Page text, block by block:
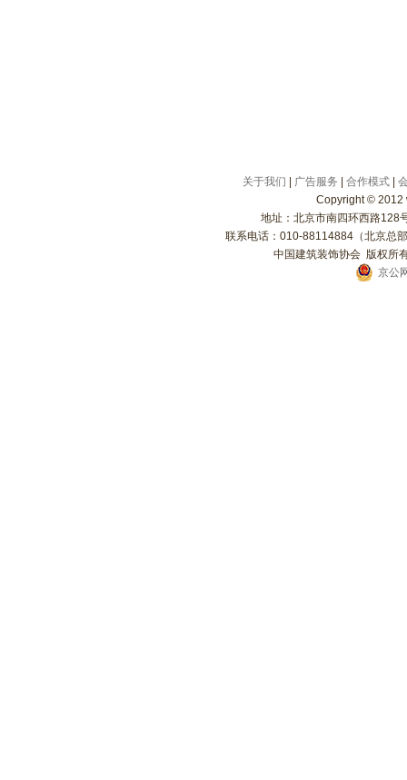
关于我们 广告服务 合作模式|
Copyright© 2012
地址：北京市南四环西路
联系电话：010-88114884（北京
中国建筑装饰协会 版权
京公